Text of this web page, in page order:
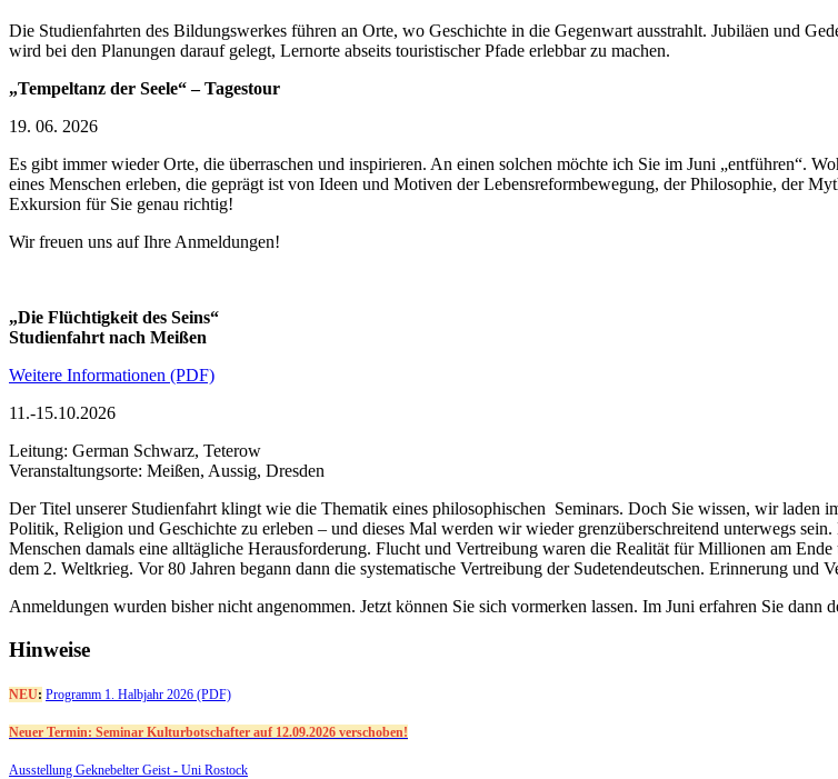
Die Studienfahrten des Bildungswerkes führen an Orte, wo Geschichte in die Gegenwart ausstrahlt. Jubiläen und
wird bei den Planungen darauf gelegt, Lernorte abseits touristischer Pfade erlebbar zu machen.
„Tempeltanz der Seele“ – Tagestour
19. 06. 2026
Es gibt immer wieder Orte, die überraschen und inspirieren. An einen solchen möchte ich Sie im Juni „entführen“.
eines Menschen erleben, die geprägt ist von Ideen und Motiven der Lebensreformbewegung, der Philosophie, der
Exkursion für Sie genau richtig!
Wir freuen uns auf Ihre Anmeldungen!
„Die Flüchtigkeit des Seins“
Studienfahrt nach Meißen
Weitere Informationen (PDF)
11.-15.10.2026
Leitung: German Schwarz, Teterow
Veranstaltungsorte: Meißen, Aussig, Dresden
Der Titel unserer Studienfahrt klingt wie die Thematik eines philosophischen Seminars. Doch Sie wissen, wir
Politik, Religion und Geschichte zu erleben – und dieses Mal werden wir wieder grenzüberschreitend unterwegs
Menschen damals eine alltägliche Herausforderung. Flucht und Vertreibung waren die Realität für Millionen am Ende
dem 2. Weltkrieg. Vor 80 Jahren begann dann die systematische Vertreibung der Sudetendeutschen. Erinnerung und
Anmeldungen wurden bisher nicht angenommen. Jetzt können Sie sich vormerken lassen. Im Juni erfahren Sie dann
Hinweise
NEU: Programm 1. Halbjahr 2026 (PDF)
Neuer Termin: Seminar Kulturbotschafter auf 12.09.2026 verschoben!
Ausstellung Geknebelter Geist - Uni Rostock